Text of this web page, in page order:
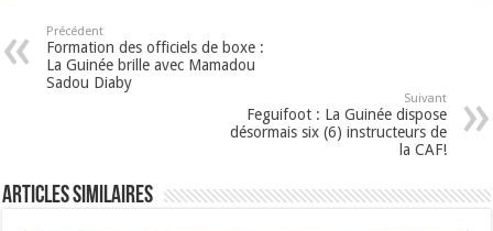
Précédent
Formation des officiels de boxe :
La Guinée brille avec Mamadou
Sadou Diaby
Suivant
Feguifoot : La Guinée dispose
désormais six (6) instructeurs de
la CAF!
Articles Similaires